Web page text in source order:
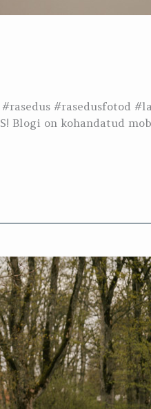
#rasedusfotod
Blogi on kohandatud